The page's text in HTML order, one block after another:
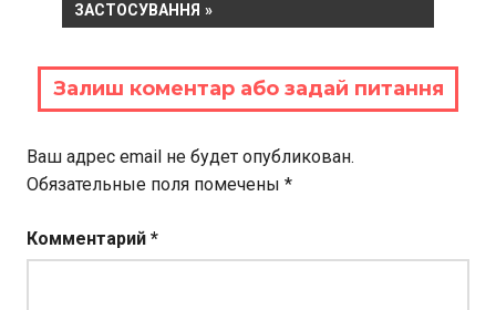
ЗАСТОСУВАННЯ
Залиш коментар або задай питання
Ваш адрес email не будет опубликован.
Обязательные поля помечены *
Комментарий *